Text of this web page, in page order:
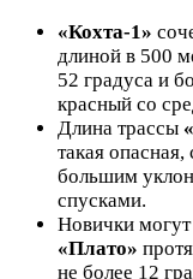
«Кохта-1»
длиной в 500
52 градуса и
красный со
Длина трассы
такая
большим
спусками.
Новички могут
«Плато»
не более 12